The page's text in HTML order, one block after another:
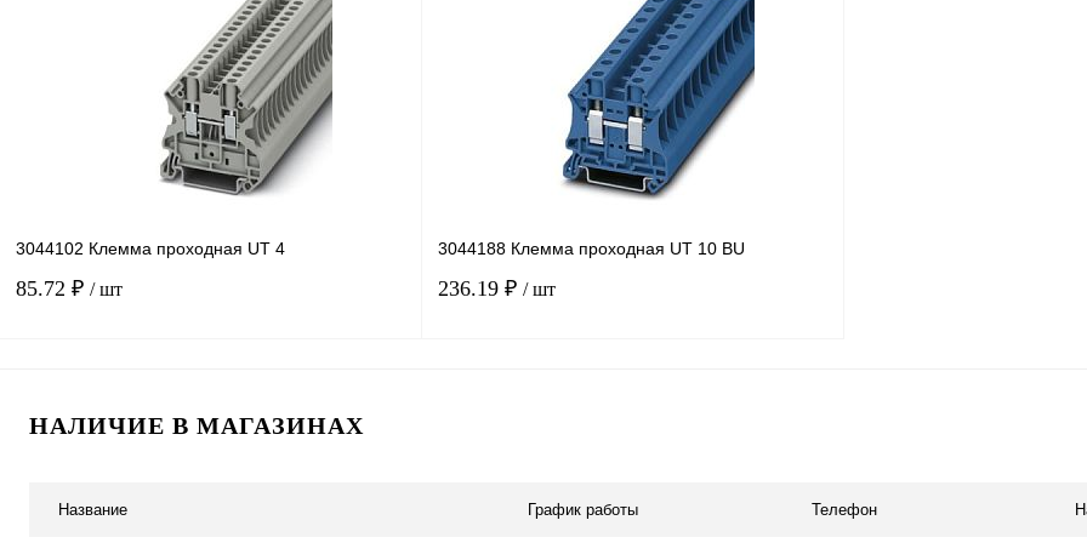
Сравнение
Под заказ
Сравнение
наличии
3044102 Клемма проходная UT 4
85.72 ₽ / шт
3044188 Клемма проходная UT 10 BU
236.19 ₽ / шт
НАЛИЧИЕ В МАГАЗИНАХ
Название График работы Телефон